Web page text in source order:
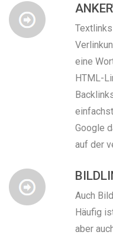
eine
HTML-
Google
auf der
Auch
Häufig
aber